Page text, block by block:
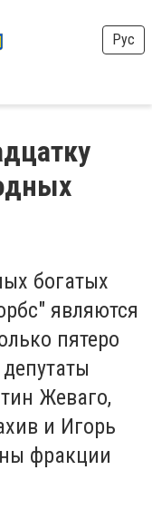
Рус
богатых
являются
пятеро
Жеваго,
и Игорь
фракции